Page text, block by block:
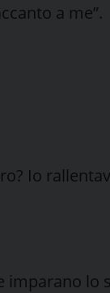
a me”.
Io
imparano lo